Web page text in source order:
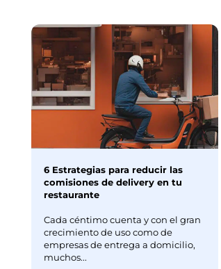
6 Estrategias para reducir las
comisiones de delivery en tu
restaurante
Cada céntimo cuenta y con el gran
crecimiento de uso como de
empresas de entrega a domicilio,
muchos...